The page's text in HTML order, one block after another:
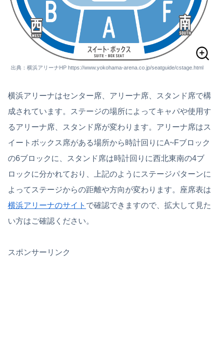
出典：横浜アリーナHP https://www.yokohama-arena.co.jp/seatguide/cstage.html
横浜アリーナはセンター席、アリーナ席、スタンド席で構
成されています。ステージの場所によってキャパや使用す
るアリーナ席、スタンド席が変わります。アリーナ席はス
イートボックス席がある場所から時計回りにA~Fブロック
の6ブロックに、スタンド席は時計回りに西北東南の4ブ
ロックに分かれており、上記のようにステージパターンに
よってステージからの距離や方向が変わります。座席表は
横浜アリーナのサイト で確認できますので、拡大して見た
い方はご確認ください。
スポンサーリンク